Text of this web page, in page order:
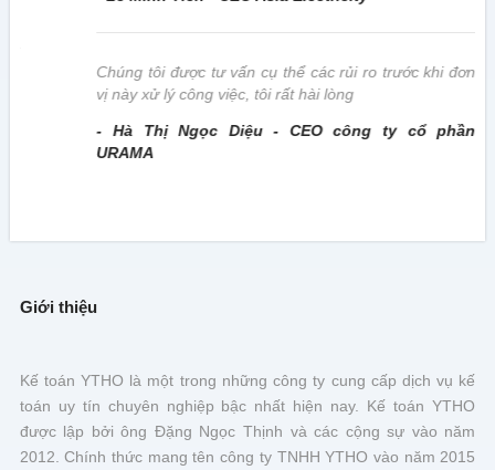
Chúng tôi được tư vấn cụ thể các rủi ro trước khi đơn
vị này xử lý công việc, tôi rất hài lòng
- Hà Thị Ngọc Diệu - CEO công ty cổ phần
URAMA
Giới thiệu
Kế toán YTHO là một trong những công ty cung cấp dịch vụ kế
toán uy tín chuyên nghiệp bậc nhất hiện nay. Kế toán YTHO
được lập bởi ông Đặng Ngọc Thịnh và các cộng sự vào năm
2012. Chính thức mang tên công ty TNHH YTHO vào năm 2015